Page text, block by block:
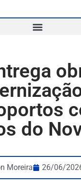
do
Moreira 26/06/